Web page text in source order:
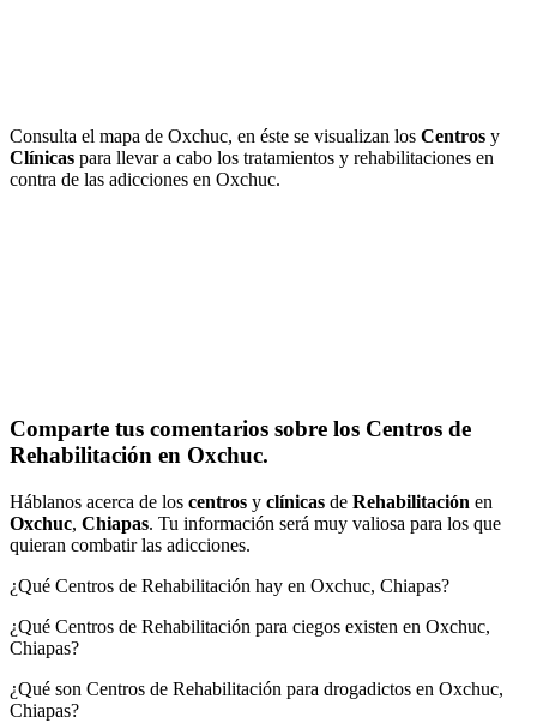
Consulta el mapa de Oxchuc, en éste se visualizan los Centros y
Clínicas para llevar a cabo los tratamientos y rehabilitaciones en
contra de las adicciones en Oxchuc.
Comparte tus comentarios sobre los Centros de
Rehabilitación en Oxchuc.
Háblanos acerca de los centros y clínicas de Rehabilitación en
Oxchuc, Chiapas. Tu información será muy valiosa para los que
quieran combatir las adicciones.
¿Qué Centros de Rehabilitación hay en Oxchuc, Chiapas?
¿Qué Centros de Rehabilitación para ciegos existen en Oxchuc,
Chiapas?
¿Qué son Centros de Rehabilitación para drogadictos en Oxchuc,
Chiapas?